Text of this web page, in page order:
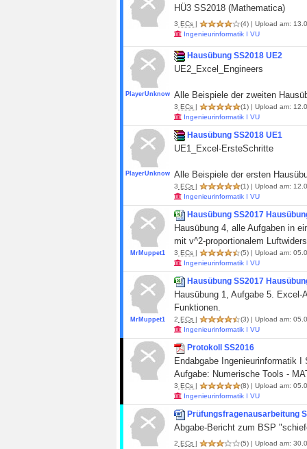
HÜ3 SS2018 (Mathematica)
3 ECs | (4) | Upload am:
Ingenieurinformatik I VU
PlayerUnknown
Hausübung SS2018 UE2
UE2_Excel_Engineers
Alle Beispiele der zweiten
3 ECs | (1) | Upload am:
Ingenieurinformatik I VU
PlayerUnknown
Hausübung SS2018 UE1
UE1_Excel-ErsteSchritte
Alle Beispiele der ersten
3 ECs | (1) | Upload am:
Ingenieurinformatik I VU
MrMuppet1
Hausübung SS2017
Hausübung 4, alle Aufgaben in
mit v^2-proportionalem
3 ECs | (5) | Upload am:
Ingenieurinformatik I VU
MrMuppet1
Hausübung SS2017
Hausübung 1, Aufgabe 5.
Funktionen.
2 ECs | (3) | Upload am:
Ingenieurinformatik I VU
Protokoll SS2016
Endabgabe Ingenieurinformatik I
Aufgabe: Numerische Tools -
3 ECs | (8) | Upload am:
Ingenieurinformatik I VU
Prüfungsfragenausarbeitung
Abgabe-Bericht zum BSP
2 ECs | (5) | Upload am: